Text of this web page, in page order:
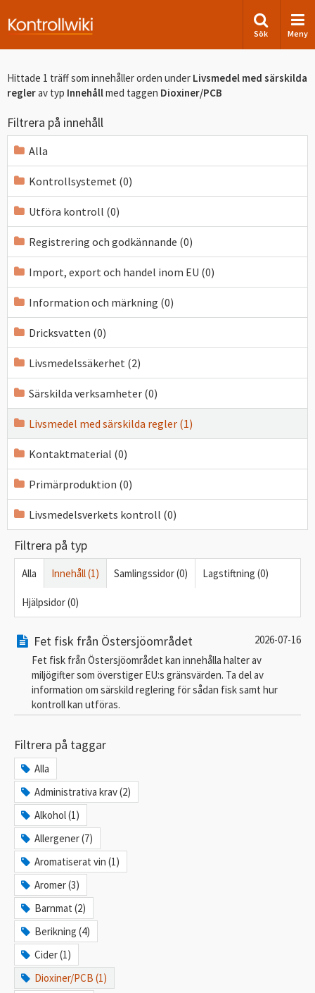
Sök Meny
Hittade 1 träff som innehåller orden under Livsmedel med särskilda
reglerav typ Innehållmed taggen Dioxiner/PCB
Filtrera på innehåll
Alla
Kontrollsystemet (0)
Utföra kontroll (0)
Registrering och godkännande (0)
Import, export och handel inom EU (0)
Information och märkning (0)
Dricksvatten (0)
Livsmedelssäkerhet (2)
Särskilda verksamheter (0)
Livsmedel med särskilda regler (1)
Kontaktmaterial (0)
Primärproduktion (0)
Livsmedelsverkets kontroll (0)
Filtrera på typ
Alla Innehåll (1) Samlingssidor (0) Lagstiftning (0)
Hjälpsidor (0)
Fet fisk från Östersjöområdet
2026-07-16
Fet fisk från Östersjöområdet kan innehålla halter av
miljögifter som överstiger EU:s gränsvärden. Ta del av
information om särskild reglering för sådan fisk samt hur
kontroll kan utföras.
Filtrera på taggar
Alla
Administrativa krav (2)
Alkohol (1)
Allergener (7)
Aromatiserat vin (1)
Aromer (3)
Barnmat (2)
Berikning (4)
Cider (1)
Dioxiner/PCB (1)